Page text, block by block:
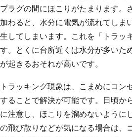
プラグの間にほこりがたまります。
加わると、水分に電気が流れてしま
生してしまいます。これを「トラッ
す。とくに台所近くは水分が多いた
が起きるおそれが高いです。
トラッキング現象は、こまめにコン
することで解決が可能です。日頃か
に注意し、ほこりを溜めないように
の飛び散りなどが気になる場合は、